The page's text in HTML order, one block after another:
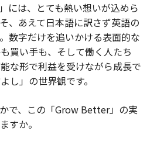
には、とても熱い想いが込めら
、あえて日本語に訳さず英語の
数字だけを追いかける表面的な
買い手も、そして働く人たち
な形で利益を受けながら成長で
」の世界観です。
で、この「Grow Better」の実
すか。